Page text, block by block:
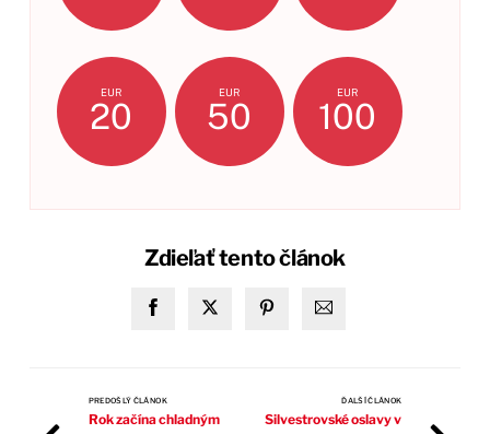
EUR
20
EUR
50
EUR
100
Zdieľať tento článok
PREDOŠLÝ ČLÁNOK
Rok začína chladným
ĎALŠÍ ČLÁNOK
Silvestrovské oslavy v